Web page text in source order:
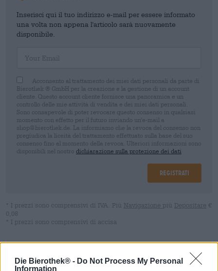
Die Bierothek® - Do Not Process My Personal
Information
Inserisci qui il tuo indirizzo e-mail per essere informato
una volta non appena l'articolo sarà nuovamente
disponibile.
Acconsento al trattamento dei miei dati personali da parte di
Bierothek ® GmbH per la creazione e la gestione di un account
cliente. Questo account cliente fornisce una panoramica e un
controllo delle mie attività di vendita e dei miei dati personali.
Sono consapevole di poter revocare questo consenso in qualsiasi
momento con effetto per il futuro inviando un'e-mail a
shop@bierothek.de. La informiamo che la revoca del consenso non
pregiudica la liceità del trattamento effettuato sulla base del suo
consenso fino al momento della revoca. Ulteriori informazioni sono
disponibili nel nostro dichiarazione sulla protezione dei dati
Registrati
* I prezzi sono comprensivi di IVA. Più Navigazione più Depositare €
0,08
* I prezzi sono comprensivi di accisa